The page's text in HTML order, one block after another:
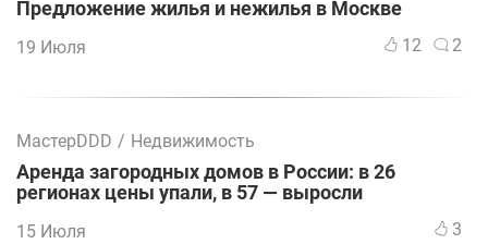
Предложение жилья и нежилья в Москве
19 Июля 12 2
МастерDDD / Недвижимость
Аренда загородных домов в России: в 26
регионах цены упали, в 57 — выросли
15 Июля 3